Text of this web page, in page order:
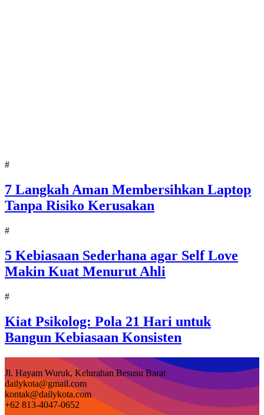
#
7 Langkah Aman Membersihkan Laptop
Tanpa Risiko Kerusakan
#
5 Kebiasaan Sederhana agar Self Love
Makin Kuat Menurut Ahli
#
Kiat Psikolog: Pola 21 Hari untuk
Bangun Kebiasaan Konsisten
Jl. Hayam Wuruk, Kelurahan Besusu Barat
dailykota@gmail.com
kontak@dailykota.com
+62 813-4047-0652